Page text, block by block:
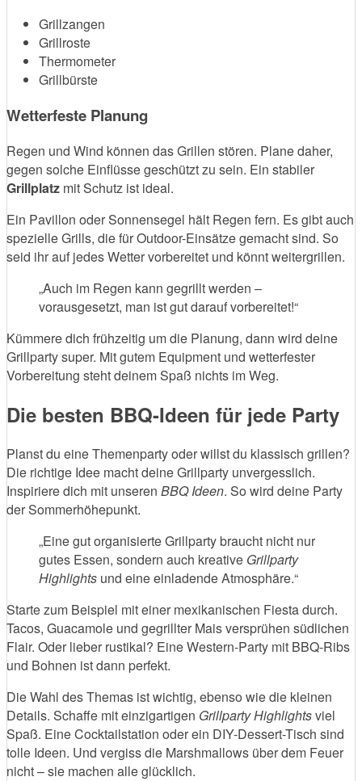
Grillzangen
Grillroste
Thermometer
Grillbürste
Wetterfeste Planung
Regen und Wind können das Grillen stören. Plane daher,
gegen solche Einflüsse geschützt zu sein. Ein stabiler
Grillplatz mit Schutz ist ideal.
Ein Pavillon oder Sonnensegel hält Regen fern. Es gibt auch
spezielle Grills, die für Outdoor-Einsätze gemacht sind. So
seid ihr auf jedes Wetter vorbereitet und könnt weitergrillen.
„Auch im Regen kann gegrillt werden –
vorausgesetzt, man ist gut darauf vorbereitet!“
Kümmere dich frühzeitig um die Planung, dann wird deine
Grillparty super. Mit gutem Equipment und wetterfester
Vorbereitung steht deinem Spaß nichts im Weg.
Die besten BBQ-Ideen für jede Party
Planst du eine Themenparty oder willst du klassisch grillen?
Die richtige Idee macht deine Grillparty unvergesslich.
Inspiriere dich mit unseren BBQ Ideen. So wird deine Party
der Sommerhöhepunkt.
„Eine gut organisierte Grillparty braucht nicht nur
gutes Essen, sondern auch kreative Grillparty
Highlights und eine einladende Atmosphäre.“
Starte zum Beispiel mit einer mexikanischen Fiesta durch.
Tacos, Guacamole und gegrillter Mais versprühen südlichen
Flair. Oder lieber rustikal? Eine Western-Party mit BBQ-Ribs
und Bohnen ist dann perfekt.
Die Wahl des Themas ist wichtig, ebenso wie die kleinen
Details. Schaffe mit einzigartigen Grillparty Highlightsviel
Spaß. Eine Cocktailstation oder ein DIY-Dessert-Tisch sind
tolle Ideen. Und vergiss die Marshmallows über dem Feuer
nicht – sie machen alle glücklich.